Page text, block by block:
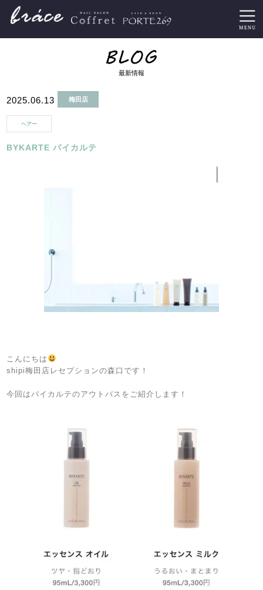
最新情報
2025.06.13 梅田店
ヘアー
BYKARTE バイカルテ
こんにちは
shipi梅田店レセプションの森口です！
今回はバイカルテのアウトバスをご紹介します！